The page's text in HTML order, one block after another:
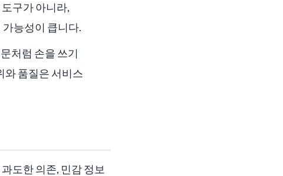
구가 아니라,
가능성이 큽니다.
처럼 손을 쓰기
와 품질은 서비스
도한 의존, 민감 정보